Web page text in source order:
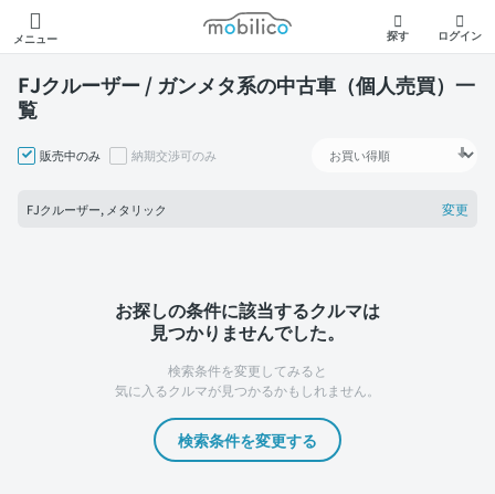
メニュー
モビリコ
探す ログイン
FJクルーザー / ガンメタ系の中古車（個人売買）一
覧
販売中のみ 納期交渉可のみ
FJクルーザー, メタリック 変更
お探しの条件に該当するクルマは
見つかりませんでした。
検索条件を変更してみると
気に入るクルマが見つかるかもしれません。
検索条件を変更する